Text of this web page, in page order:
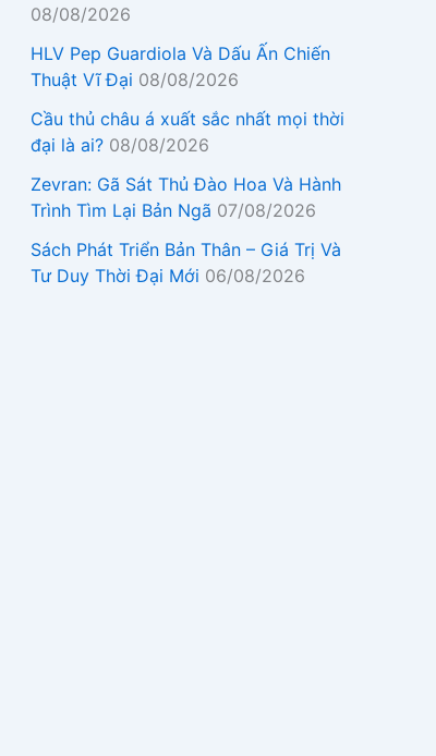
08/08/2026
HLV Pep Guardiola Và Dấu Ấn Chiến
Thuật Vĩ Đại 08/08/2026
Cầu thủ châu á xuất sắc nhất mọi thời
đại là ai? 08/08/2026
Zevran: Gã Sát Thủ Đào Hoa Và Hành
Trình Tìm Lại Bản Ngã 07/08/2026
Sách Phát Triển Bản Thân – Giá Trị Và
Tư Duy Thời Đại Mới 06/08/2026